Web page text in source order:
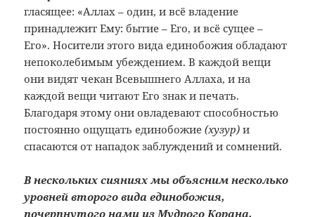
гласящее: «Аллах – один, и всё владение
принадлежит Ему: бытие – Его, и всё сущее –
Его». Носители этого вида единобожия обладают
непоколебимым убеждением. В каждой вещи
они видят чекан Всевышнего Аллаха, и на
каждой вещи читают Его знак и печать.
Благодаря этому они овладевают способностью
постоянно ощущать единобожие(хузур) и
спасаются от нападок заблуждений и сомнений.
В нескольких сияниях мы объясним несколько
уровней второго вида единобожия,
почерпнутого нами из Мудрого Корана.